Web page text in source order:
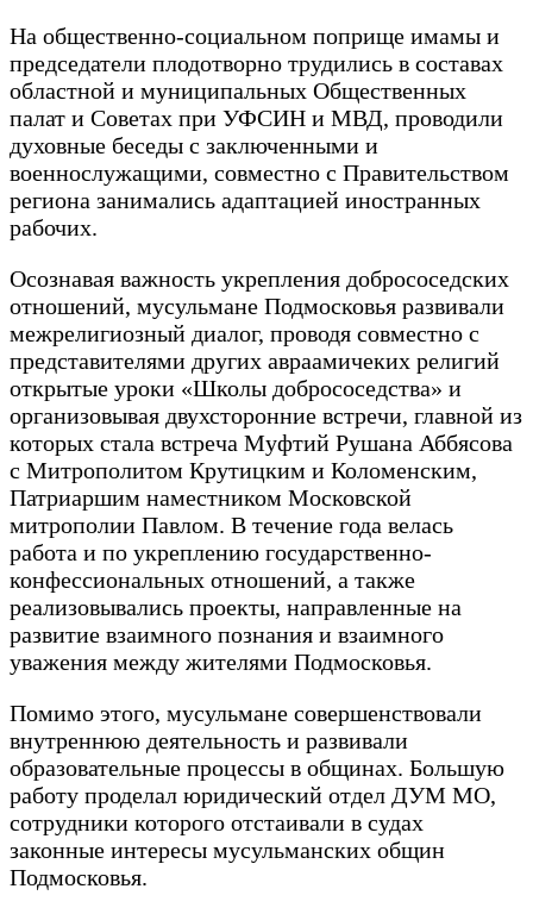
На общественно-социальном поприще имамы и
председатели плодотворно трудились в составах
областной и муниципальных Общественных
палат и Советах при УФСИН и МВД, проводили
духовные беседы с заключенными и
военнослужащими, совместно с Правительством
региона занимались адаптацией иностранных
рабочих.
Осознавая важность укрепления добрососедских
отношений, мусульмане Подмосковья развивали
межрелигиозный диалог, проводя совместно с
представителями других авраамичеких религий
открытые уроки «Школы добрососедства» и
организовывая двухсторонние встречи, главной из
которых стала встреча Муфтий Рушана Аббясова
с Митрополитом Крутицким и Коломенским,
Патриаршим наместником Московской
митрополии Павлом. В течение года велась
работа и по укреплению государственно-
конфессиональных отношений, а также
реализовывались проекты, направленные на
развитие взаимного познания и взаимного
уважения между жителями Подмосковья.
Помимо этого, мусульмане совершенствовали
внутреннюю деятельность и развивали
образовательные процессы в общинах. Большую
работу проделал юридический отдел ДУМ МО,
сотрудники которого отстаивали в судах
законные интересы мусульманских общин
Подмосковья.